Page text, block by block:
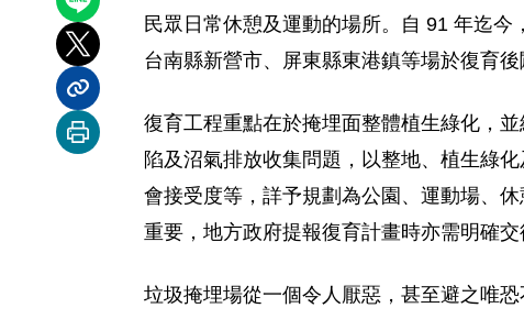
分享到 LINE
分享到 X
分享內容連結
列印本頁
民眾日常休憩及運動的場所。自 91 年迄今
台南縣新營市、屏東縣東港鎮等場於復育
復育工程重點在於掩埋面整體植生綠化，
陷及沼氣排放收集問題，以整地、植生綠
會接受度等，詳予規劃為公園、運動場、
重要，地方政府提報復育計畫時亦需明確
垃圾掩埋場從一個令人厭惡，甚至避之唯